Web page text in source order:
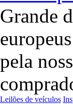
Grande
pela
Leilões de veículos